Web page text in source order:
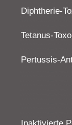
Diphtherie-
Tetanus-
Pertussis-
Inaktivierte